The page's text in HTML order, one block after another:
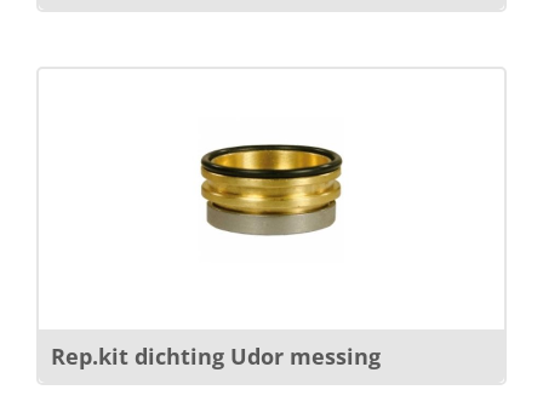
Rep.kit dichting Udor messing